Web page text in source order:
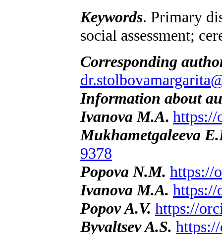
Keywords. Primary
social assessment;
Corresponding
Information about
Ivanova M.A. https://
Mukhametgaleeva E.
9378
Popova N.M. https://
Ivanova M.A. https://
Popov A.V. https://
Byvaltsev A.S.